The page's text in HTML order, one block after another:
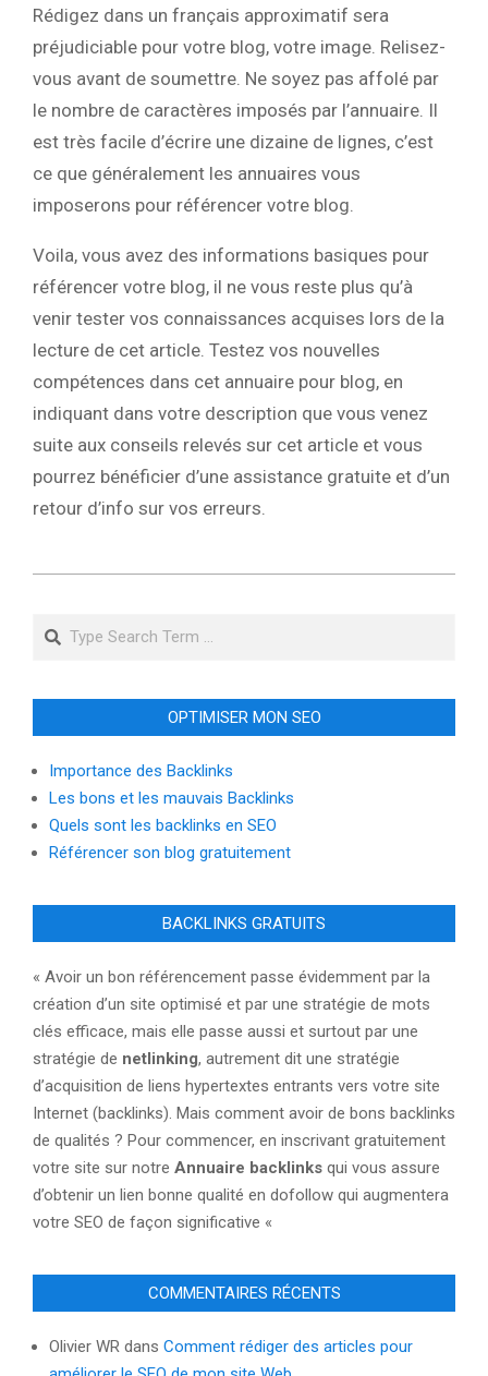
Rédigez dans un français approximatif sera
préjudiciable pour votre blog, votre image. Relisez-
vous avant de soumettre. Ne soyez pas affolé par
le nombre de caractères imposés par l’annuaire. Il
est très facile d’écrire une dizaine de lignes, c’est
ce que généralement les annuaires vous
imposerons pour référencer votre blog.
Voila, vous avez des informations basiques pour
référencer votre blog, il ne vous reste plus qu’à
venir tester vos connaissances acquises lors de la
lecture de cet article. Testez vos nouvelles
compétences dans cet annuaire pour blog, en
indiquant dans votre description que vous venez
suite aux conseils relevés sur cet article et vous
pourrez bénéficier d’une assistance gratuite et d’un
retour d’info sur vos erreurs.
19
Search
OPTIMISER MON SEO
Importance des Backlinks
Les bons et les mauvais Backlinks
Quels sont les backlinks en SEO
Référencer son blog gratuitement
BACKLINKS GRATUITS
« Avoir un bon référencement passe évidemment par la
création d’un site optimisé et par une stratégie de mots
clés efficace, mais elle passe aussi et surtout par une
stratégie de netlinking, autrement dit une stratégie
d’acquisition de liens hypertextes entrants vers votre site
Internet (backlinks). Mais comment avoir de bons backlinks
de qualités ? Pour commencer, en inscrivant gratuitement
votre site sur notre Annuaire backlinks qui vous assure
d’obtenir un lien bonne qualité en dofollow qui augmentera
votre SEO de façon significative «
COMMENTAIRES RÉCENTS
Olivier WR dans Comment rédiger des articles pour